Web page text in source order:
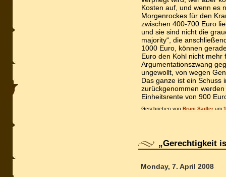
Kosten auf, und wenn es
Morgenrockes für den
zwischen 400-700 Euro
und sie sind nicht die
majority“, die
1000 Euro, können
Euro den Kohl nicht mehr
Argumentationszwang
ungewollt, von wegen
Das ganze ist ein Schuss
zurückgenommen
Einheitsrente von 900
Geschrieben von Bruni Sadlerum
„Gerechtigkeit
Monday, 7. April 2008